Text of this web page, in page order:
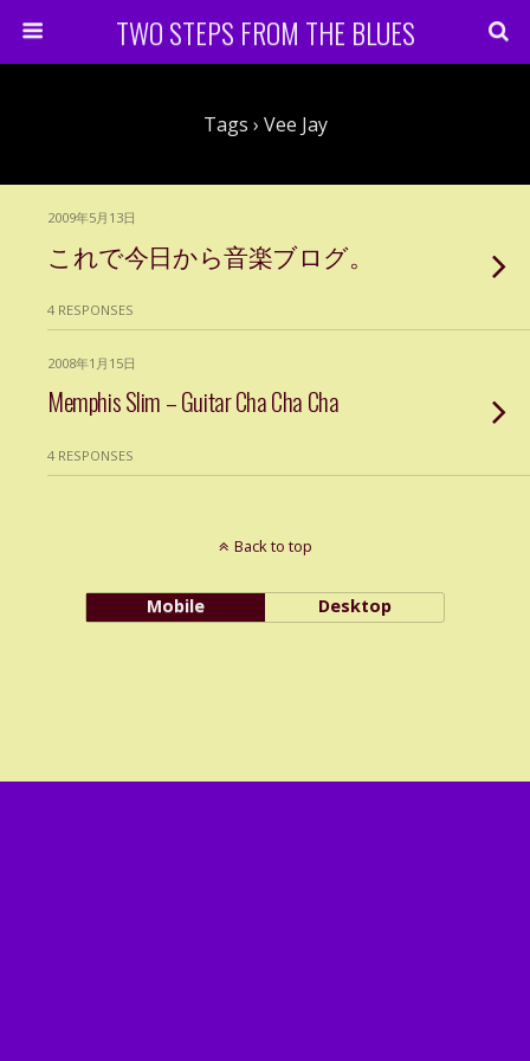
TWO STEPS FROM THE BLUES
Tags › Vee Jay
2009年5月13日
これで今日から音楽ブログ。
4 RESPONSES
2008年1月15日
Memphis Slim – Guitar Cha Cha Cha
4 RESPONSES
Back to top
Mobile Desktop